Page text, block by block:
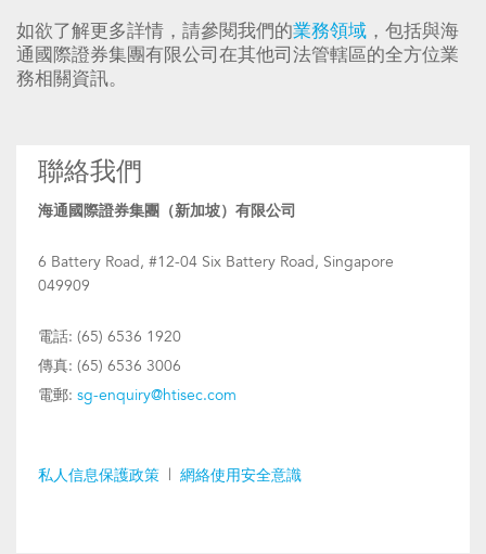
如欲了解更多詳情，請參閱我們的業務領域 ，包括與海
通國際證券集團有限公司在其他司法管轄區的全方位業
務相關資訊。
聯絡我們
海通國際證券集團（新加坡）有限公司
6 Battery Road, #12-04 Six Battery Road, Singapore
049909
電話: (65) 6536 1920
傳真: (65) 6536 3006
電郵: sg-enquiry@htisec.com
私人信息保護政策 | 網絡使用安全意識